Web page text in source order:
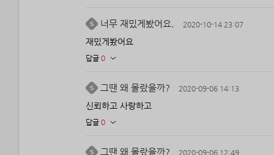
너무 재밌게봤어요. 2020-10-14 23:07
재밌게봤어요
답글 0
그땐 왜 몰랐을까? 2020-09-06 14:13
신뢰하고 사랑하고
답글 0
그땐 왜 몰랐을까? 2020-09-06 12:49